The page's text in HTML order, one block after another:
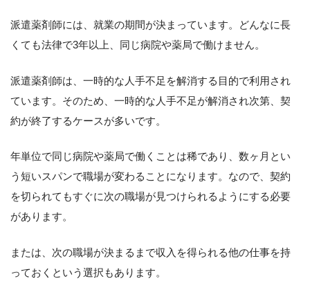
派遣薬剤師には、就業の期間が決まっています。どんなに長
くても法律で3年以上、同じ病院や薬局で働けません。
派遣薬剤師は、一時的な人手不足を解消する目的で利用され
ています。そのため、一時的な人手不足が解消され次第、契
約が終了するケースが多いです。
年単位で同じ病院や薬局で働くことは稀であり、数ヶ月とい
う短いスパンで職場が変わることになります。なので、契約
を切られてもすぐに次の職場が見つけられるようにする必要
があります。
または、次の職場が決まるまで収入を得られる他の仕事を持
っておくという選択もあります。